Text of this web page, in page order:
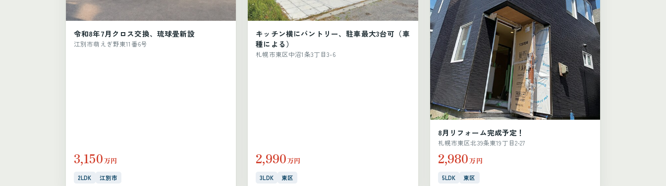
令和8年7月クロス交換、琉球畳新設
江別市萌えぎ野東11番6号
3,150万円
2LDK 江別市
キッチン横にパントリー、駐車最大3台可（車
種による）
札幌市東区中沼1条3丁目3-6
2,990万円
3LDK 東区
8月リフォーム完成予定！
札幌市東区北39条東19丁目2-27
2,980万円
5LDK 東区